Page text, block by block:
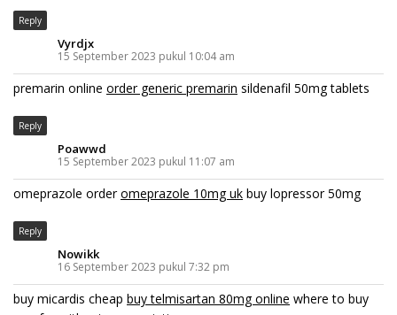
Reply
Vyrdjx
15 September 2023 pukul 10:04 am
premarin online order generic premarin sildenafil 50mg tablets
Reply
Poawwd
15 September 2023 pukul 11:07 am
omeprazole orderomeprazole 10mg uk buy lopressor 50mg
Reply
Nowikk
16 September 2023 pukul 7:32 pm
buy micardis cheap buy telmisartan 80mg online where to buy